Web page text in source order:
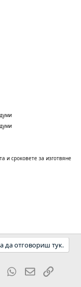
и сроковете за изготвяне
да отговориш тук.
Tumblr WhatsApp
EmailLink